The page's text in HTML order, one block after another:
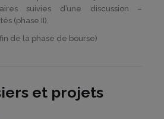
suivies d’une discussion –
(phase II).
de la phase de bourse)
et projets